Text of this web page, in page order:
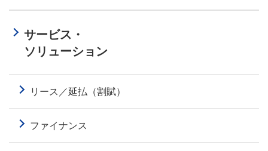
サービス・
ソリューション
リース／延払（割賦）
ファイナンス